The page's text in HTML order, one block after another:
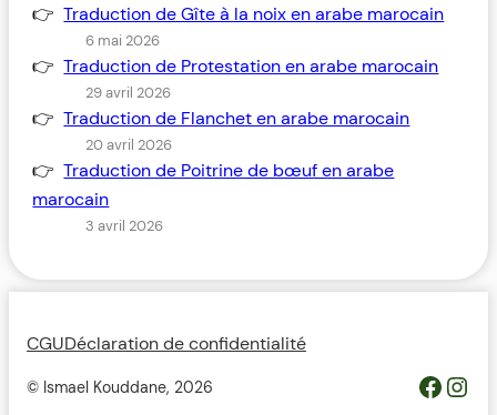
Traduction de Gîte à la noix en arabe marocain
6 mai 2026
Traduction de Protestation en arabe marocain
29 avril 2026
Traduction de Flanchet en arabe marocain
20 avril 2026
Traduction de Poitrine de bœuf en arabe
marocain
3 avril 2026
CGUDéclaration de confidentialité
© Ismael Kouddane, 2026 https://www.facebook.com/profile.php?id=100093685364119&__cft__[0]=AZWovLDTUsZGvQikhreHbQlM2wwUJXYZcMIQqUCyjo4QRRB9L4ThlW7gKbCbGuz9_6H_Y_jmfsuYI_nC2pEyGg8Z46ODdeAqO0_3dJH3dIcJTw&__tn__=-UC%2CP-R